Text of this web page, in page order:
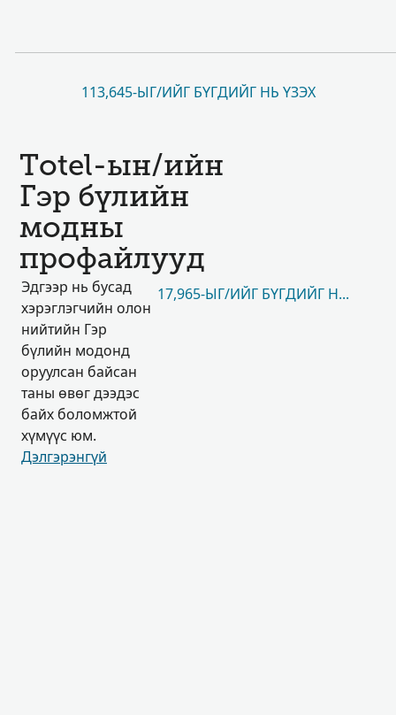
113,645-ЫГ/ИЙГ БҮГДИЙГ НЬ ҮЗЭХ
Totel-ын/ийн
Гэр бүлийн
модны
профайлууд
Эдгээр нь бусад
хэрэглэгчийн олон
нийтийн Гэр
бүлийн модонд
оруулсан байсан
таны өвөг дээдэс
байх боломжтой
хүмүүс юм.
Дэлгэрэнгүй
17,965-ЫГ/ИЙГ БҮГДИЙГ НЬ ҮЗЭХ